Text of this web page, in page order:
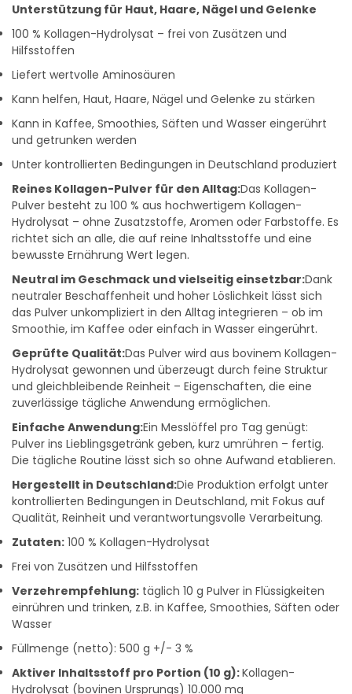
Unterstützung für Haut, Haare, Nägel und Gelenke
100 % Kollagen-Hydrolysat – frei von Zusätzen und
Hilfsstoffen
Liefert wertvolle Aminosäuren
Kann helfen, Haut, Haare, Nägel und Gelenke zu stärken
Kann in Kaffee, Smoothies, Säften und Wasser eingerührt
und getrunken werden
Unter kontrollierten Bedingungen in Deutschland produziert
Reines Kollagen-Pulver für den Alltag:Das Kollagen-
Pulver besteht zu 100 % aus hochwertigem Kollagen-
Hydrolysat – ohne Zusatzstoffe, Aromen oder Farbstoffe. Es
richtet sich an alle, die auf reine Inhaltsstoffe und eine
bewusste Ernährung Wert legen.
Neutral im Geschmack und vielseitig einsetzbar:Dank
neutraler Beschaffenheit und hoher Löslichkeit lässt sich
das Pulver unkompliziert in den Alltag integrieren – ob im
Smoothie, im Kaffee oder einfach in Wasser eingerührt.
Geprüfte Qualität:Das Pulver wird aus bovinem Kollagen-
Hydrolysat gewonnen und überzeugt durch feine Struktur
und gleichbleibende Reinheit – Eigenschaften, die eine
zuverlässige tägliche Anwendung ermöglichen.
Einfache Anwendung:Ein Messlöffel pro Tag genügt:
Pulver ins Lieblingsgetränk geben, kurz umrühren – fertig.
Die tägliche Routine lässt sich so ohne Aufwand etablieren.
Hergestellt in Deutschland:Die Produktion erfolgt unter
kontrollierten Bedingungen in Deutschland, mit Fokus auf
Qualität, Reinheit und verantwortungsvolle Verarbeitung.
Zutaten: 100 % Kollagen-Hydrolysat
Frei von Zusätzen und Hilfsstoffen
Verzehrempfehlung: täglich 10 g Pulver in Flüssigkeiten
einrühren und trinken, z.B. in Kaffee, Smoothies, Säften oder
Wasser
Füllmenge (netto): 500 g +/- 3 %
Aktiver Inhaltsstoff pro Portion (10 g):Kollagen-
Hydrolysat (bovinen Ursprungs) 10.000 mg